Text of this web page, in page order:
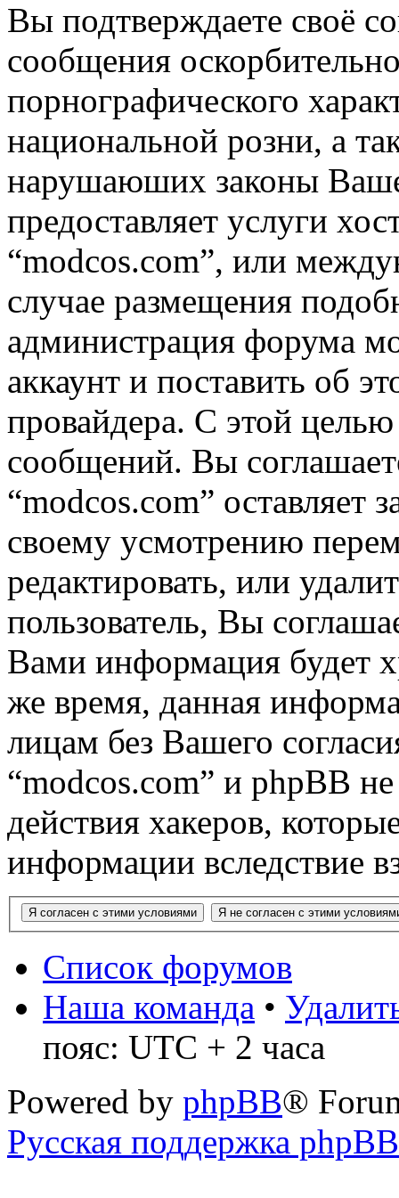
Вы подтверждаете своё
сообщения
порнографического
национальной розни, а
нарушаюших законы
предоставляет услуги
“modcos.com”, или
случае размещения
администрация форума
аккаунт и поставить об
провайдера. С этой
сообщений. Вы
“modcos.com” оставляет
своему усмотрению
редактировать, или
пользователь, Вы
Вами информация будет
же время, данная
лицам без Вашего
“modcos.com” и phpBB не
действия хакеров,
информации вследствие
Список форумов
Наша команда •
пояс: UTC + 2 часа
Powered by phpBB®
Русская поддержка phpBB